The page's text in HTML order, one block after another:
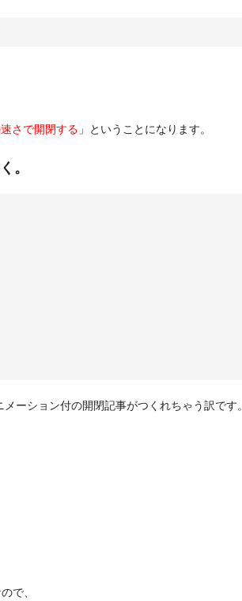
さで開閉する 」ということになります。
。
ーション付の開閉記事がつくれちゃう訳です。
で、